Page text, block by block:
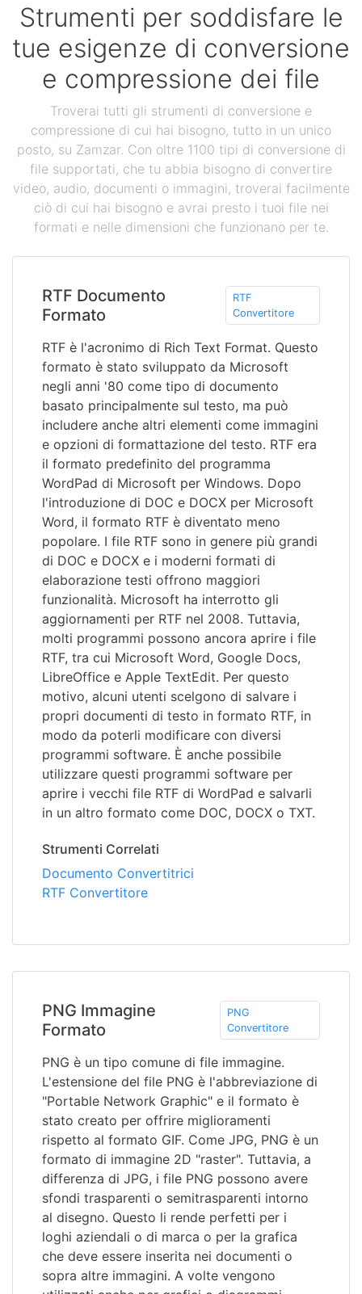
Strumenti per soddisfare le
tue esigenze di conversione
e compressione dei file
Troverai tutti gli strumenti di conversione e
compressione di cui hai bisogno, tutto in un unico
posto, su Zamzar. Con oltre 1100 tipi di conversione di
file supportati, che tu abbia bisogno di convertire
video, audio, documenti o immagini, troverai facilmente
ciò di cui hai bisogno e avrai presto i tuoi file nei
formati e nelle dimensioni che funzionano per te.
RTF Documento
Formato
RTF
Convertitore
RTF è l'acronimo di Rich Text Format. Questo
formato è stato sviluppato da Microsoft
negli anni '80 come tipo di documento
basato principalmente sul testo, ma può
includere anche altri elementi come immagini
e opzioni di formattazione del testo. RTF era
il formato predefinito del programma
WordPad di Microsoft per Windows. Dopo
l'introduzione di DOC e DOCX per Microsoft
Word, il formato RTF è diventato meno
popolare. I file RTF sono in genere più grandi
di DOC e DOCX e i moderni formati di
elaborazione testi offrono maggiori
funzionalità. Microsoft ha interrotto gli
aggiornamenti per RTF nel 2008. Tuttavia,
molti programmi possono ancora aprire i file
RTF, tra cui Microsoft Word, Google Docs,
LibreOffice e Apple TextEdit. Per questo
motivo, alcuni utenti scelgono di salvare i
propri documenti di testo in formato RTF, in
modo da poterli modificare con diversi
programmi software. È anche possibile
utilizzare questi programmi software per
aprire i vecchi file RTF di WordPad e salvarli
in un altro formato come DOC, DOCX o TXT.
Strumenti Correlati
Documento Convertitrici
RTF Convertitore
PNG Immagine
Formato
PNG
Convertitore
PNG è un tipo comune di file immagine.
L'estensione del file PNG è l'abbreviazione di
"Portable Network Graphic" e il formato è
stato creato per offrire miglioramenti
rispetto al formato GIF. Come JPG, PNG è un
formato di immagine 2D "raster". Tuttavia, a
differenza di JPG, i file PNG possono avere
sfondi trasparenti o semitrasparenti intorno
al disegno. Questo li rende perfetti per i
loghi aziendali o di marca o per la grafica
che deve essere inserita nei documenti o
sopra altre immagini. A volte vengono